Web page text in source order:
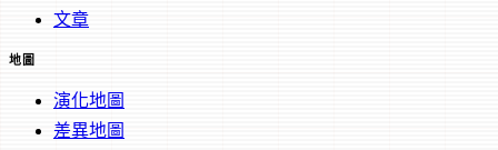
文章
地圖
演化地圖
差異地圖